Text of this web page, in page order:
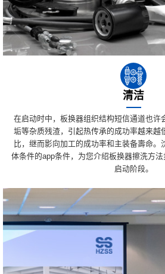
清洁
在启动时中，板换器组织结构短信通道也许
垢等杂质残渣，引起热传承的成功率越来越
比，继而影向加工的成功率和主装备壽命。
体条件的app条件，为您介绍板换器擦洗方
启动阶段。